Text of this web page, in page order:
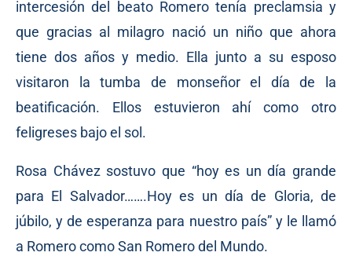
intercesión del beato Romero tenía preclamsia y
que gracias al milagro nació un niño que ahora
tiene dos años y medio. Ella junto a su esposo
visitaron la tumba de monseñor el día de la
beatificación. Ellos estuvieron ahí como otro
feligreses bajo el sol.
Rosa Chávez sostuvo que “hoy es un día grande
para El Salvador…….Hoy es un día de Gloria, de
júbilo, y de esperanza para nuestro país” y le llamó
a Romero como San Romero del Mundo.